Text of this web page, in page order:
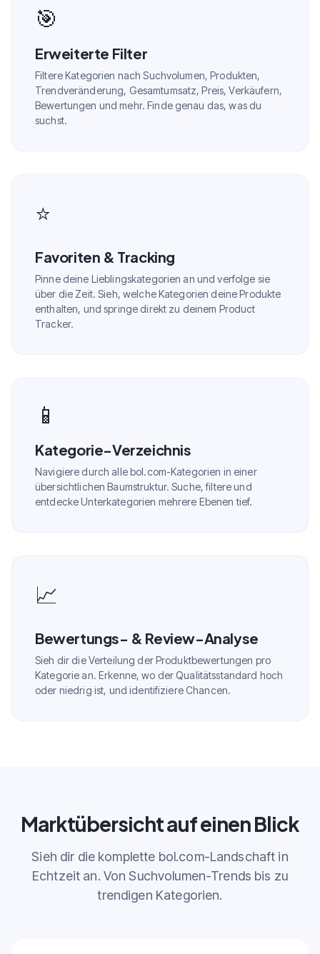
🎯
Erweiterte Filter
Filtere Kategorien nach Suchvolumen, Produkten,
Trendveränderung, Gesamtumsatz, Preis, Verkäufern,
Bewertungen und mehr. Finde genau das, was du
suchst.
⭐
Favoriten & Tracking
Pinne deine Lieblingskategorien an und verfolge sie
über die Zeit. Sieh, welche Kategorien deine Produkte
enthalten, und springe direkt zu deinem Product
Tracker.
📱
Kategorie-Verzeichnis
Navigiere durch alle bol.com-Kategorien in einer
übersichtlichen Baumstruktur. Suche, filtere und
entdecke Unterkategorien mehrere Ebenen tief.
📈
Bewertungs- & Review-Analyse
Sieh dir die Verteilung der Produktbewertungen pro
Kategorie an. Erkenne, wo der Qualitätsstandard hoch
oder niedrig ist, und identifiziere Chancen.
Marktübersicht auf einen Blick
Sieh dir die komplette bol.com-Landschaft in
Echtzeit an. Von Suchvolumen-Trends bis zu
trendigen Kategorien.